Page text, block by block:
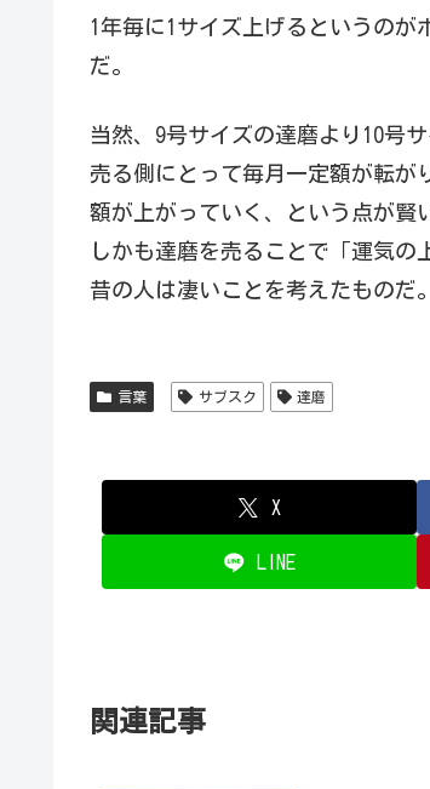
1年毎に1サイズ上げるというのが
だ。
当然、9号サイズの達磨より10号
売る側にとって毎月一定額が転が
額が上がっていく、という点が賢
しかも達磨を売ることで「運気の
昔の人は凄いことを考えたものだ。
言葉 サブスク 達磨
X
LINE
関連記事